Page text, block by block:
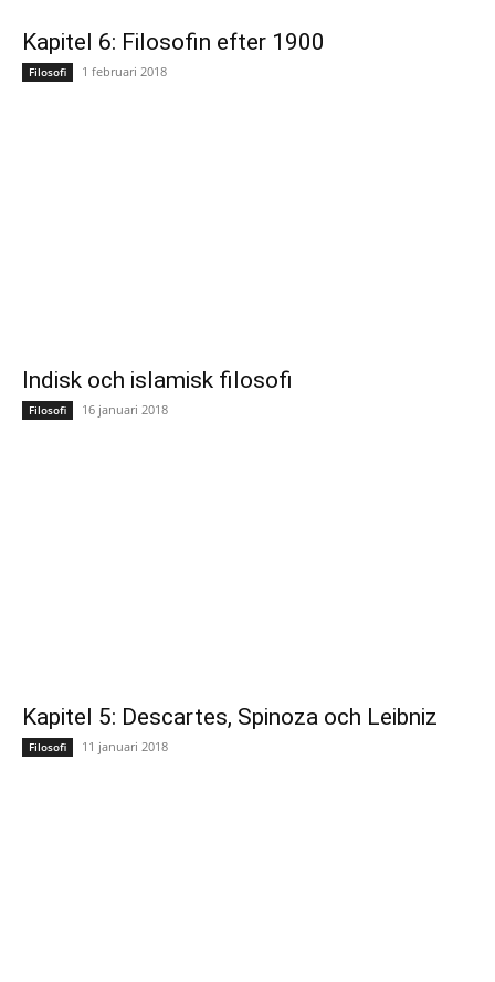
Kapitel 6: Filosofin efter 1900
Filosofi 1 februari 2018
Indisk och islamisk filosofi
Filosofi 16 januari 2018
Kapitel 5: Descartes, Spinoza och Leibniz
Filosofi 11 januari 2018